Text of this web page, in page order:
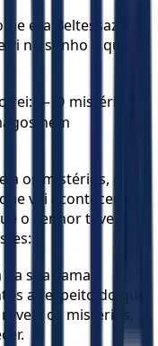
era Beltessazar:
no sonho e qual é
rei: — O mistério
nem
os mistérios, pois
vai acontecer nos
o senhor teve,
sua cama,
a respeito do que
os mistérios,